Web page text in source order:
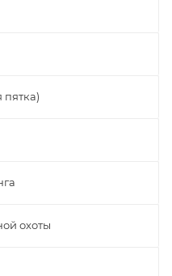
пятка)
охоты